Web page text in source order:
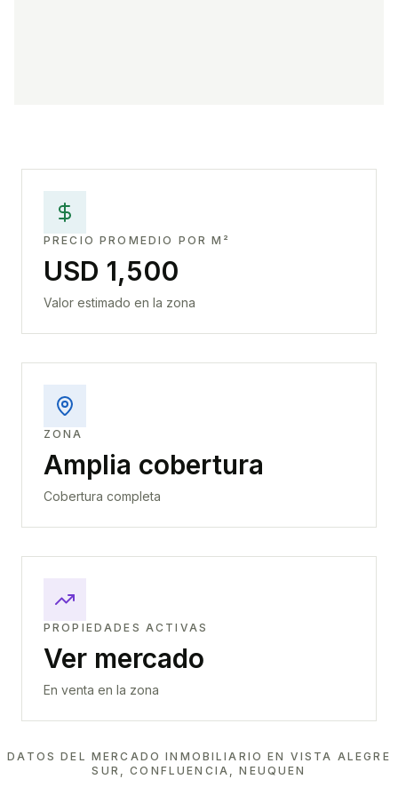
PRECIO PROMEDIO POR M²
USD 1,500
Valor estimado en la zona
ZONA
Amplia cobertura
Cobertura completa
PROPIEDADES ACTIVAS
Ver mercado
En venta en la zona
DATOS DEL MERCADO INMOBILIARIO EN VISTA ALEGRE
SUR, CONFLUENCIA, NEUQUEN